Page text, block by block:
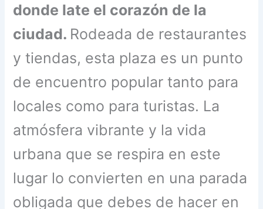
donde late el corazón de la
ciudad. Rodeada de restaurantes
y tiendas, esta plaza es un punto
de encuentro popular tanto para
locales como para turistas. La
atmósfera vibrante y la vida
urbana que se respira en este
lugar lo convierten en una parada
obligada que debes de hacer en